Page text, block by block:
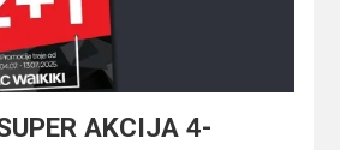
AKCIJA 4-